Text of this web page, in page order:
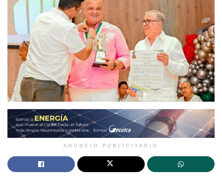
ANUNCIO PUBLICITARIO